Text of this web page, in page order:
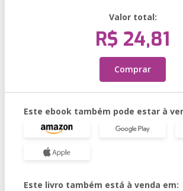
Valor total:
R$ 24,81
Comprar
Este ebook também pode estar à
Este livro também está à venda em: